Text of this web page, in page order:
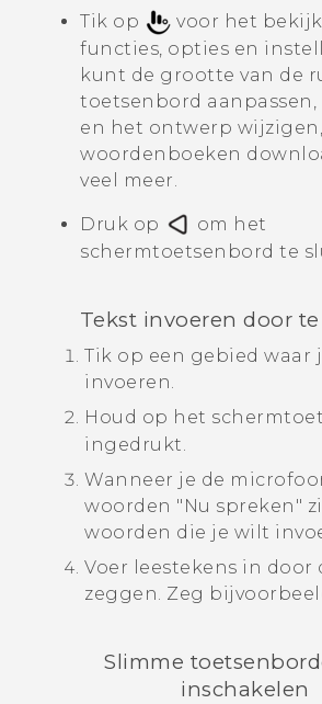
Tik op
voor het
functies, opties en
kunt de grootte van de
toetsenbord
en het ontwerp wijzigen,
woordenboeken
veel meer.
Druk op
om het
schermtoetsenbord te
Tekst invoeren door
Tik op een gebied waar
invoeren.
Houd op het
ingedrukt.
Wanneer je de
woorden "‍Nu spreken"‍
woorden die je wilt
Voer leestekens in door
zeggen. Zeg
Slimme
inschakelen